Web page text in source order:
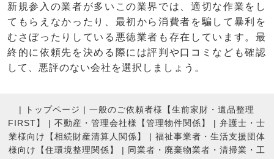
新規参入の業者が多いこの業界では、適切な作業をし
てもらえなかったり、最初から消費者を騙して暴利を
むさぼったりしている悪徳業者も存在しています。最
終的に依頼先を決める際には評判や口コミなども確認
して、悪評のない会社を選択しましょう。
| トップページ | 一般のご依頼者様【生前家財・遺品整理
FIRST】
| 不動産・管理会社様【管理物件関係】 | 弁護士・士
業様向け【相続財産清算人関係】
| 福祉事業者・生活支援団体
様向け【住環境整理関係】
| 同業者・廃棄物業者・清掃業・工